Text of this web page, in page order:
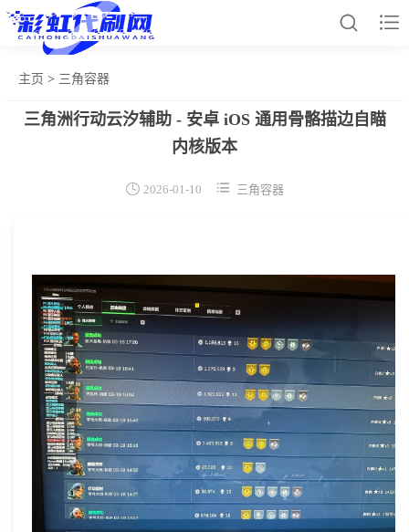


网站首页
辅助卡盟
热门文章
关于我们
主页 > 三角容器
三角洲行动云汐辅助 - 安卓 iOS 通用骨骼描边自瞄
内核版本
 2026-01-10  三角容器